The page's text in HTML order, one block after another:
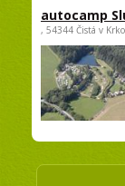
autocamp
, 54344 Čistá v